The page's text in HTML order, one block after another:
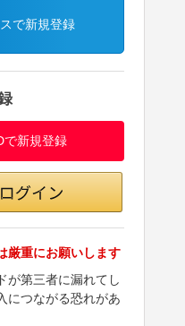
で新規登録
で新規登録
厳重にお願いします
が第三者に漏れてし
につながる恐れがあ